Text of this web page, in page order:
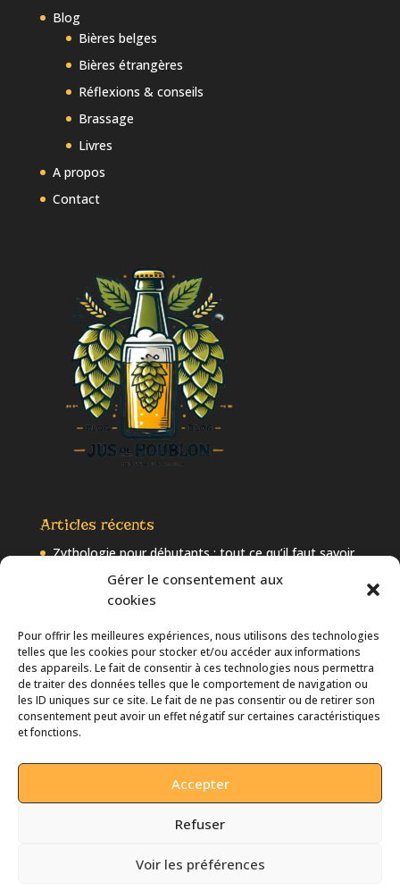
Gérer le consentement aux
cookies
Pour offrir les meilleures expériences, nous utilisons des technologies
telles que les cookies pour stocker et/ou accéder aux informations
des appareils. Le fait de consentir à ces technologies nous permettra
de traiter des données telles que le comportement de navigation ou
les ID uniques sur ce site. Le fait de ne pas consentir ou de retirer son
consentement peut avoir un effet négatif sur certaines caractéristiques
et fonctions.
Accepter
Refuser
Voir les préférences
Blog
Bières belges
Bières étrangères
Réflexions & conseils
Brassage
Livres
A propos
Contact
Articles récents
Zythologie pour débutants : tout ce qu’il faut savoir
sur la bière
Les 10 tendances à suivre dans la bière artisanale en
Bière artisanale et intelligence artificielle : quand l’IA
révolutionne le brassage
Comprendre l’IBU et l’EBC : Comment bien choisir sa
bière ?
Bière et température de service : comment servir
chaque type de bière ?